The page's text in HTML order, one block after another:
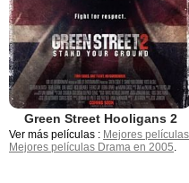
Green Street Hooligans 2
Ver más películas : Mejores
Mejores películas Drama en 2005.